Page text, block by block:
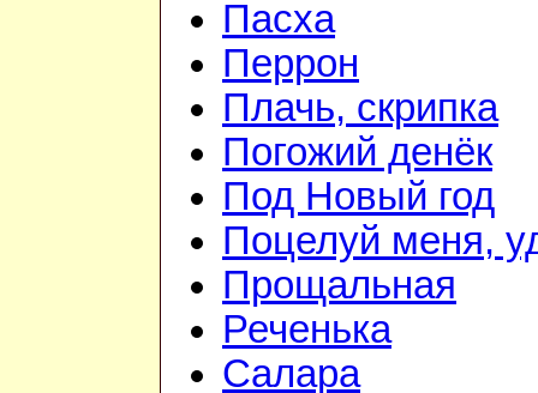
Пасха
Перрон
Плачь, скрипка
Погожий денёк
Под Новый год
Поцелуй меня,
Прощальная
Реченька
Салара